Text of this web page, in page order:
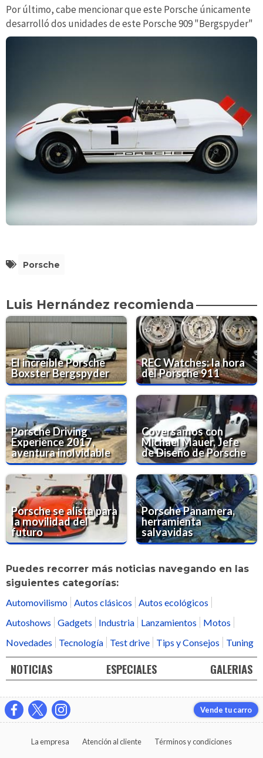
Por último, cabe mencionar que este Porsche únicamente
desarrolló dos unidades de este Porsche 909 "Bergspyder"
Porsche
Luis Hernández recomienda
El increíble Porsche
Boxster Bergspyder
REC Watches: la hora
del Porsche 911
Porsche Driving
Experience 2017,
aventura inolvidable
Coversamos con
Michael Mauer, Jefe
de Diseño de Porsche
Porsche se alista para
la movilidad del
futuro
Porsche Panamera,
herramienta
salvavidas
Puedes recorrer más noticias navegando en las
siguientes categorías:
Automovilismo Autos clásicos
Autos ecológicos
Autoshows
Gadgets Industria Lanzamientos
Motos
Novedades
Tecnología Test drive Tips y Consejos Tuning
NOTICIAS ESPECIALES GALERIAS
Vende tu carro
La empresa Atención al cliente Términos y condiciones